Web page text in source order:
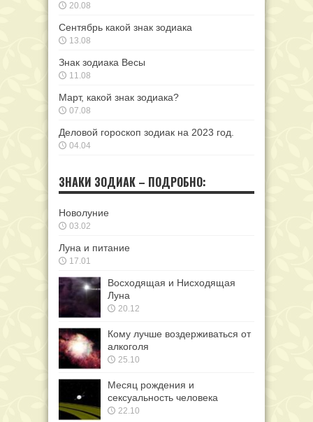
20.08
Сентябрь какой знак зодиака
13.08
Знак зодиака Весы
11.08
Март, какой знак зодиака?
07.08
Деловой гороскоп зодиак на 2023 год.
04.04
ЗНАКИ ЗОДИАК – ПОДРОБНО:
Новолуние
03.02
Луна и питание
17.01
Восходящая и Нисходящая
Луна
20.12
Кому лучше воздерживаться от
алкоголя
25.10
Месяц рождения и
сексуальность человека
22.10